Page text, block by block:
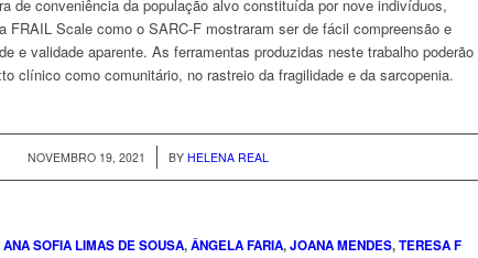
de conveniência da população alvo constituída por nove indivíduos,
FRAIL Scale como o SARC-F mostraram ser de fácil compreensão e
e validade aparente. As ferramentas produzidas neste trabalho poderão
clínico como comunitário, no rastreio da fragilidade e da sarcopenia.
NOVEMBRO 19, 2021
/ BY HELENA REAL
ANA SOFIA LIMAS DE SOUSA,ÂNGELA FARIA,JOANA MENDES,TERESA F